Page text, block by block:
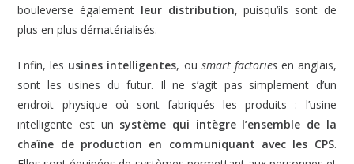
bouleverse également leur distribution, puisqu’ils sont de
plus en plus dématérialisés.
Enfin, les usines intelligentes, ou smart factoriesen anglais,
sont les usines du futur. Il ne s’agit pas simplement d’un
endroit physique où sont fabriqués les produits : l’usine
intelligente est un système qui intègre l’ensemble de la
chaîne de production en communiquant avec les CPS.